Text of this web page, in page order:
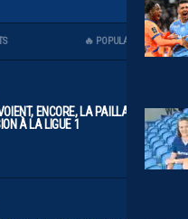
🔥 POPULAIRES
ENCORE, LA PAILLADE EN
À LA LIGUE 1